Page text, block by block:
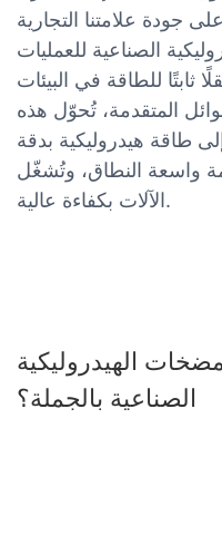
الصناعية للعمليات
ثابتًا للطاقة في البيئات
المتقدمة، تُحوّل هذه
طاقة هيدروليكية بدقة
واسعة النطاق، وتُشغّل
الآلات بكفاءة عالية.
الهيدروليكية
الصناعية بالجملة؟